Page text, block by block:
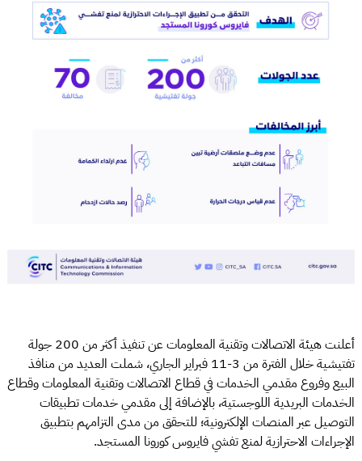
أعلنت هيئة الاتصالات وتقنية المعلومات عن تنفيذ أكثر من 200 جولة
تفتيشية خلال الفترة من 3-11 فبراير الجاري، شملت العديد من منافذ
البيع وفروع مقدمي الخدمات في قطاع الاتصالات وتقنية المعلومات وقطاع
الخدمات البريدية اللوجستية، بالإضافة إلى مقدمي خدمات تطبيقات
التوصيل عبر المنصات الإلكترونية؛ للتحقق من مدى التزامهم بتطبيق
الإجراءات الاحترازية لمنع تفشي فايروس كورونا المستجد.